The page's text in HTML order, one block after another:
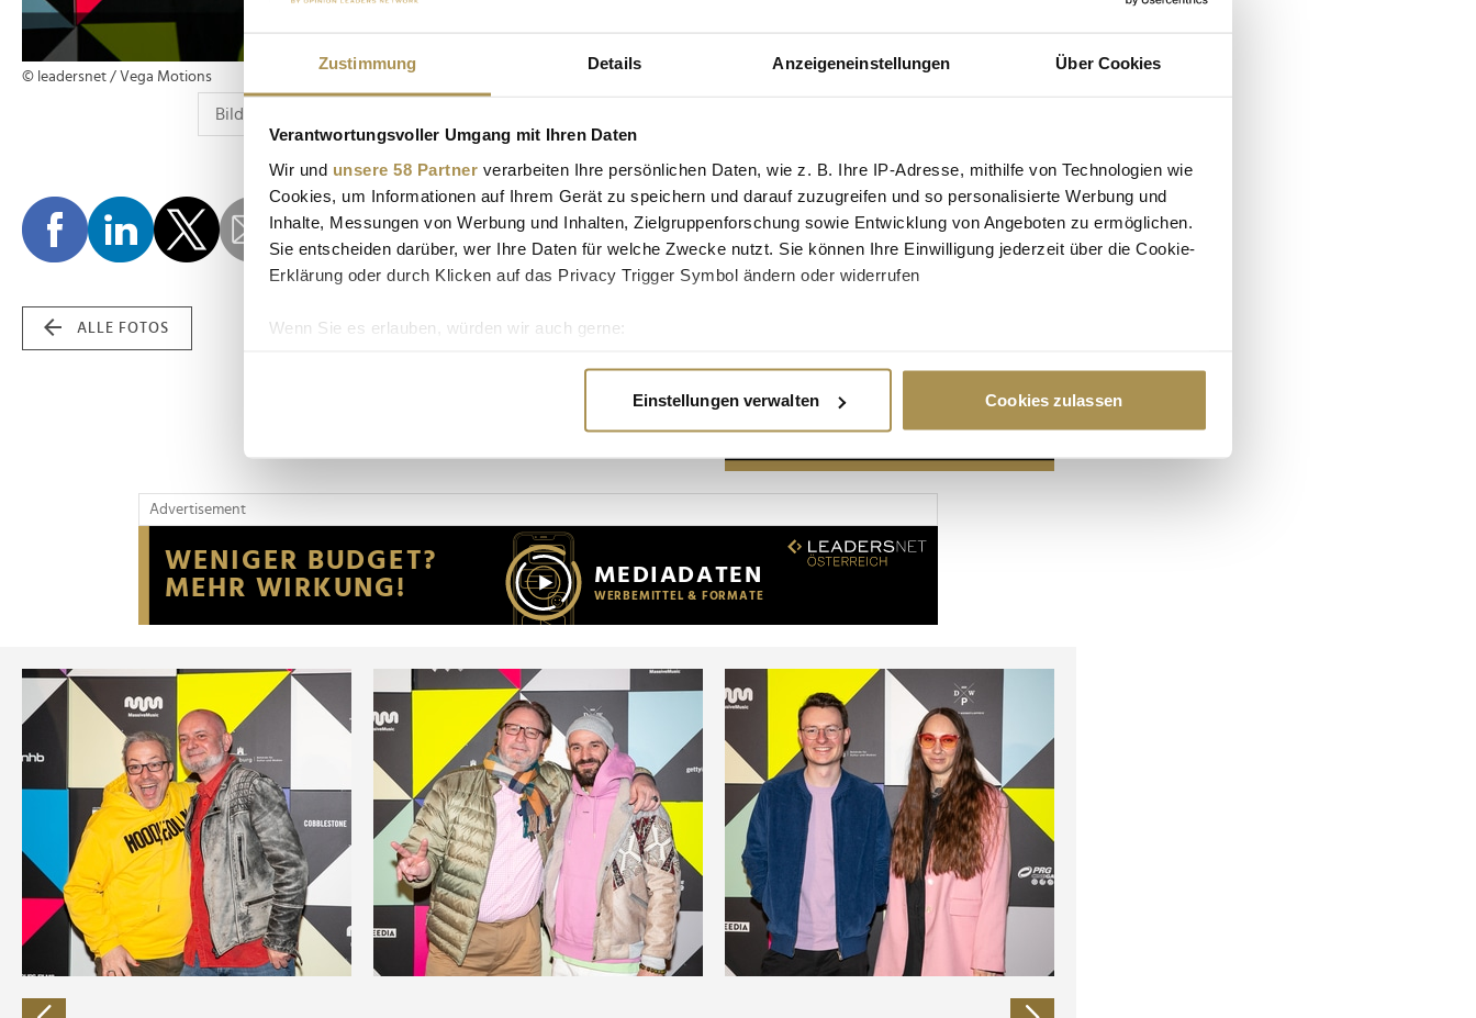
Zustimmung Details Anzeigeneinstellungen Über Cookies
Verantwortungsvoller Umgang mit Ihren Daten
Wir und unsere 58 Partner verarbeiten Ihre persönlichen Daten, wie z. B. Ihre IP-Adresse, mithilfe von Technologien wie
Cookies, um Informationen auf Ihrem Gerät zu speichern und darauf zuzugreifen und so personalisierte Werbung und
Inhalte, Messungen von Werbung und Inhalten, Zielgruppenforschung sowie Entwicklung von Angeboten zu ermöglichen.
Sie entscheiden darüber, wer Ihre Daten für welche Zwecke nutzt. Sie können Ihre Einwilligung jederzeit über die Cookie-
Erklärung oder durch Klicken auf das Privacy Trigger Symbol ändern oder widerrufen
Wenn Sie es erlauben, würden wir auch gerne:
Erfahren Sie mehr darüber, wie Ihre persönlichen Daten verarbeitet werden, und legen Sie Ihre Präferenzen im
Wir verwenden Cookies, um Inhalte und Anzeigen zu personalisieren, Funktionen für soziale Medien anbieten zu können
Website an unsere Partner für soziale Medien, Werbung und Analysen weiter. Unsere Partner führen diese Informationen
möglicherweise mit weiteren Daten zusammen, die Sie ihnen bereitgestellt haben oder die sie im Rahmen Ihrer Nutzung
der Dienste gesammelt haben.
Einstellungen verwalten Cookies zulassen
© leadersnet / Vega Motions
ALLE FOTOS
Advertisement
Advertisement